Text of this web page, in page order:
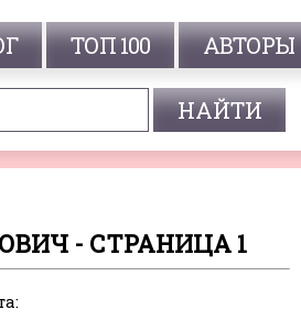
ТОП 100 АВТОРЫ
- СТРАНИЦА 1